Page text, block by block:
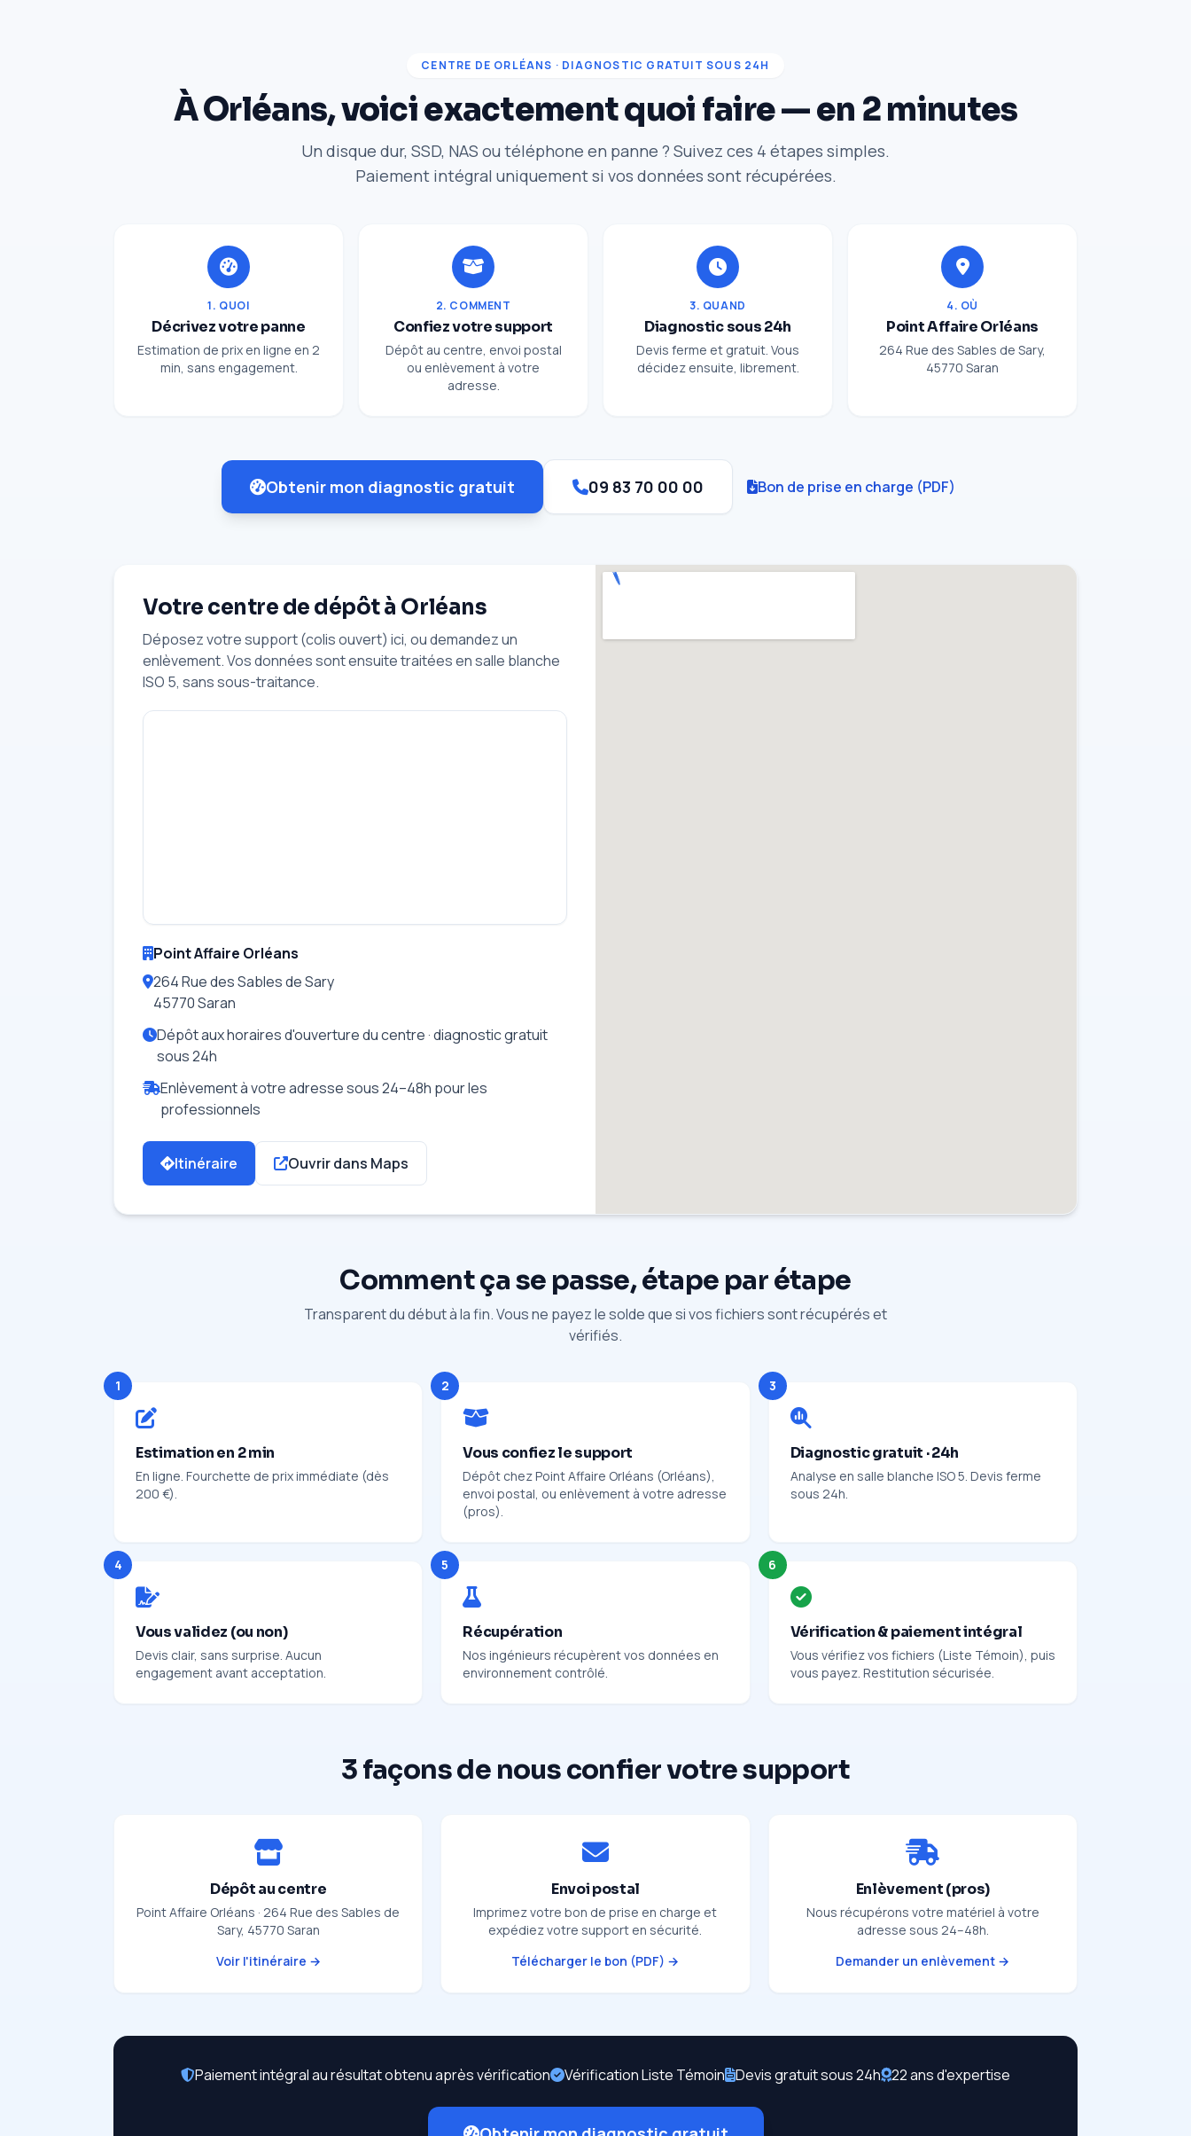
CENTRE DE ORLÉANS · DIAGNOSTIC GRATUIT SOUS 24H
À Orléans, voici exactement quoi faire — en 2 minutes
Un disque dur, SSD, NAS ou téléphone en panne ? Suivez ces 4 étapes simples.
Paiement intégral uniquement si vos données sont récupérées.
1. QUOI
Décrivez votre panne
Estimation de prix en ligne en 2
min, sans engagement.
2. COMMENT
Confiez votre support
Dépôt au centre, envoi postal
ou enlèvement à votre
adresse.
3. QUAND
Diagnostic sous 24h
Devis ferme et gratuit. Vous
décidez ensuite, librement.
4. OÙ
Point Affaire Orléans
264 Rue des Sables de Sary,
45770 Saran
Obtenir mon diagnostic gratuit 09 83 70 00 00 Bon de prise en charge (PDF)
Votre centre de dépôt à Orléans
Déposez votre support (colis ouvert) ici, ou demandez un
enlèvement. Vos données sont ensuite traitées en salle blanche
ISO 5, sans sous-traitance.
Point Affaire Orléans
264 Rue des Sables de Sary
45770 Saran
Dépôt aux horaires d'ouverture du centre · diagnostic gratuit
sous 24h
Enlèvement à votre adresse sous 24–48h pour les
professionnels
Itinéraire Ouvrir dans Maps
Comment ça se passe, étape par étape
Transparent du début à la fin. Vous ne payez le solde que si vos fichiers sont récupérés et
vérifiés.
1
Estimation en 2 min
En ligne. Fourchette de prix immédiate (dès
200 €).
2
Vous confiez le support
Dépôt chez Point Affaire Orléans (Orléans),
envoi postal, ou enlèvement à votre adresse
(pros).
3
Diagnostic gratuit · 24h
Analyse en salle blanche ISO 5. Devis ferme
sous 24h.
4
Vous validez (ou non)
Devis clair, sans surprise. Aucun
engagement avant acceptation.
5
Récupération
Nos ingénieurs récupèrent vos données en
environnement contrôlé.
6
Vérification & paiement intégral
Vous vérifiez vos fichiers (Liste Témoin), puis
vous payez. Restitution sécurisée.
3 façons de nous confier votre support
Dépôt au centre
Point Affaire Orléans · 264 Rue des Sables de
Sary, 45770 Saran
Voir l'itinéraire →
Envoi postal
Imprimez votre bon de prise en charge et
expédiez votre support en sécurité.
Télécharger le bon (PDF) →
Enlèvement (pros)
Nous récupérons votre matériel à votre
adresse sous 24–48h.
Demander un enlèvement →
Paiement intégral au résultat obtenu après vérification Vérification Liste Témoin Devis gratuit sous 24h 22 ans d'expertise